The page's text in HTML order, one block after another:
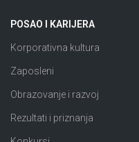
POSAO I KARIJERA
Korporativna kultura
Zaposleni
Obrazovanje i razvoj
Rezultati i priznanja